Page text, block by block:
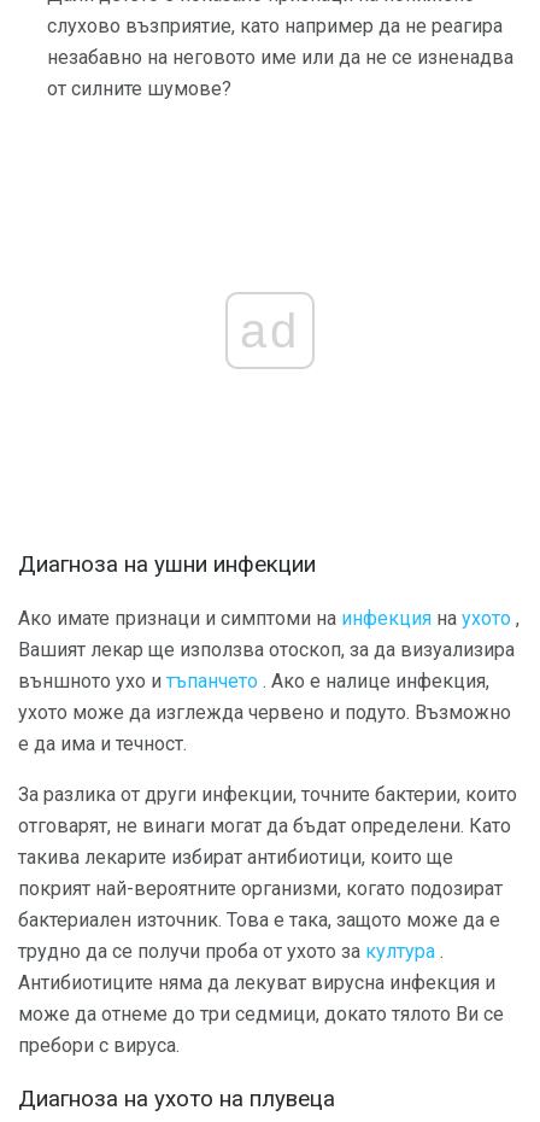
слухово възприятие, като например да не реагира
незабавно на неговото име или да не се изненадва
от силните шумове?
ad
Диагноза на ушни инфекции
Ако имате признаци и симптоми на инфекция на ухото ,
Вашият лекар ще използва отоскоп, за да визуализира
външното ухо и тъпанчето . Ако е налице инфекция,
ухото може да изглежда червено и подуто. Възможно
е да има и течност.
За разлика от други инфекции, точните бактерии, които
отговарят, не винаги могат да бъдат определени. Като
такива лекарите избират антибиотици, които ще
покрият най-вероятните организми, когато подозират
бактериален източник. Това е така, защото може да е
трудно да се получи проба от ухото за култура .
Антибиотиците няма да лекуват вирусна инфекция и
може да отнеме до три седмици, докато тялото Ви се
пребори с вируса.
Диагноза на ухото на плувеца